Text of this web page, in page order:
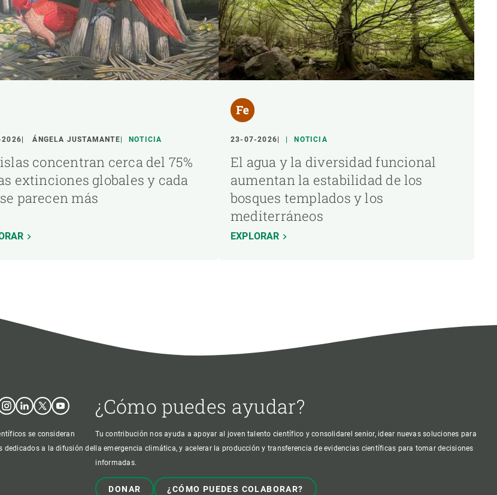
ÁNGELA JUSTAMANTE NOTICIA
concentran cerca del 75%
extinciones globales y cada
parecen más
23-07-2026 NOTICIA
El agua y la diversidad funcional
aumentan la estabilidad de los
bosques templados y los
mediterráneos
EXPLORAR
LinkedinTwitterYoutube
se consideran
dedicados a la difusión del
¿Cómo puedes ayudar?
Tu contribución nos ayuda a apoyar al joven talento científico y consolidarel senior, idear nuevas soluciones para
la emergencia climática, y acelerar la producción y transferencia de evidencias científicas para tomar decisiones
informadas.
DONAR ¿CÓMO PUEDES COLABORAR?